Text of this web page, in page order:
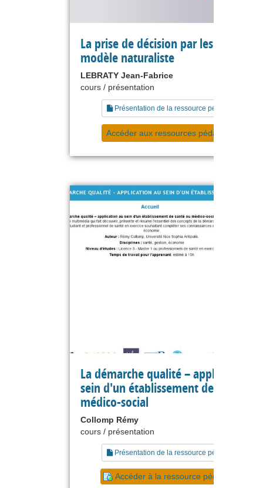
La prise de décision par les experts :
modèle naturaliste
LEBRATY Jean-Fabrice
cours / présentation
Présentation de la ressource pédagogique
Accéder aux ressources pédagogiques
La démarche qualité – application au
sein d'un établissement de santé ou
médico-social
Collomp Rémy
cours / présentation
Présentation de la ressource pédagogique
Accéder à la ressource pédagogique